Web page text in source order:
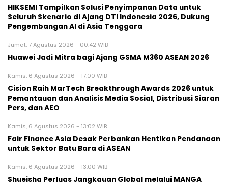
HIKSEMI Tampilkan Solusi Penyimpanan Data untuk
Seluruh Skenario di Ajang DTI Indonesia 2026, Dukung
Pengembangan AI di Asia Tenggara
Jumat, 7 Agustus 2026 - 00:42 WIB
Huawei Jadi Mitra bagi Ajang GSMA M360 ASEAN 2026
Kamis, 6 Agustus 2026 - 17:00 WIB
Cision Raih MarTech Breakthrough Awards 2026 untuk
Pemantauan dan Analisis Media Sosial, Distribusi Siaran
Pers, dan AEO
Kamis, 6 Agustus 2026 - 13:02 WIB
Fair Finance Asia Desak Perbankan Hentikan Pendanaan
untuk Sektor Batu Bara di ASEAN
Kamis, 6 Agustus 2026 - 13:00 WIB
Shueisha Perluas Jangkauan Global melalui MANGA